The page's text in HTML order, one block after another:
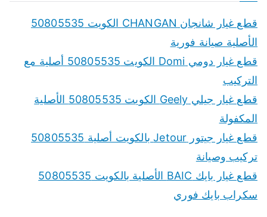
قطع غيار شانجان CHANGAN الكويت 50805535
الأصلية صيانة فورية
قطع غيار دومي Domi الكويت 50805535 أصلية مع
التركيب
قطع غيار جيلي Geely الكويت 50805535 الأصلية
المكفولة
قطع غيار جيتور Jetour بالكويت أصلية 50805535
تركيب وصيانة
قطع غيار بايك BAIC الأصلية بالكويت 50805535
سكراب بايك فوري